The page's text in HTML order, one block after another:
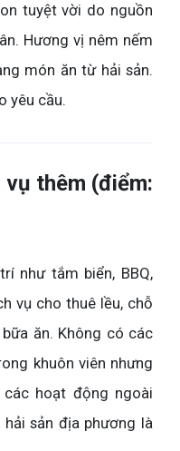
tuyệt vời do nguồn
Hương vị nêm nếm
món ăn từ hải sản.
yêu cầu.
thêm (điểm:
như tắm biển, BBQ,
vụ cho thuê lều, chỗ
ăn. Không có các
khuôn viên nhưng
hoạt động ngoài
sản địa phương là